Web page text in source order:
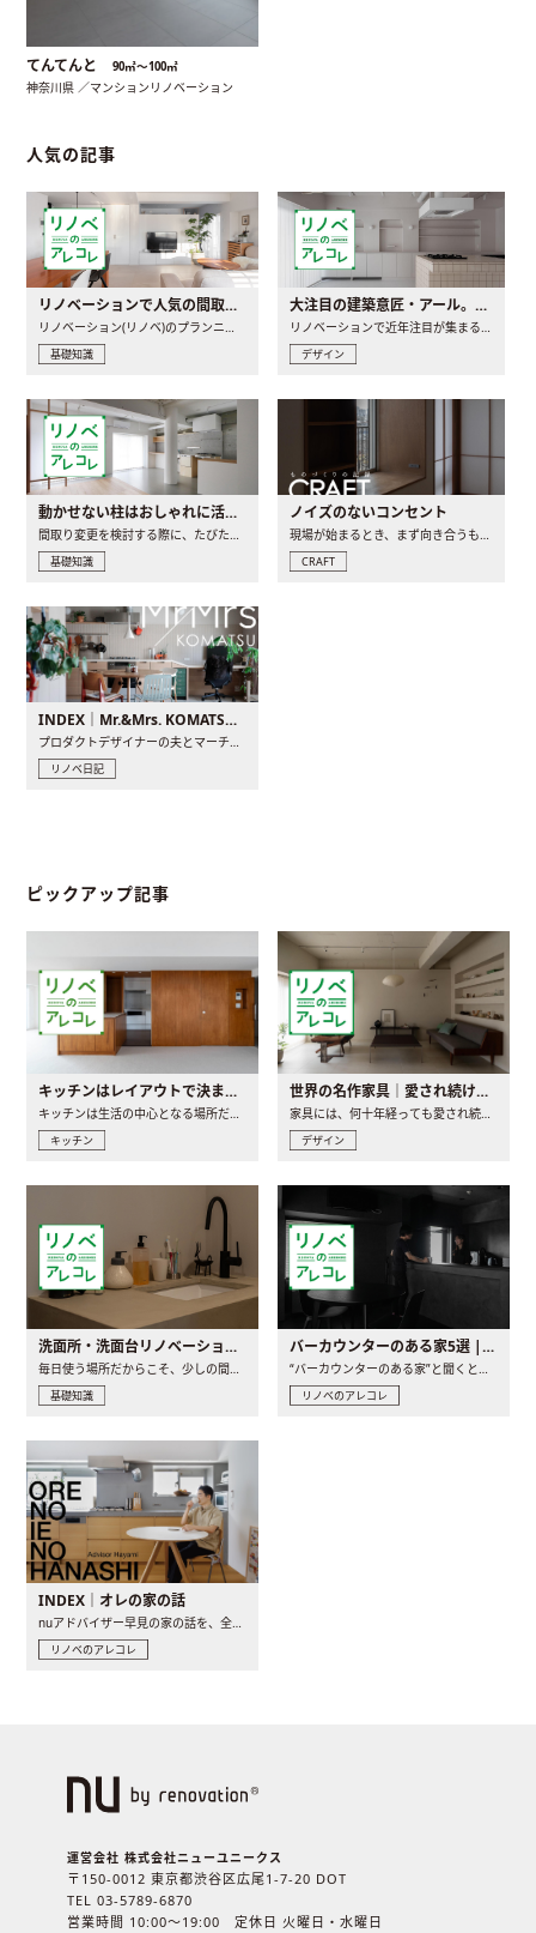
てんてんと 90㎡〜100㎡
神奈川県 ／マンションリノベーション
人気の記事
リノベーションで人気の間取りとは？トレンドの間取りと実例を徹底解説
リノベーション(リノベ)のプランニングで一番最初に決めるのは..
基礎知識
大注目の建築意匠・アール。人気の理由と空間に取り入れるポイント
リノベーションで近年注目が集まる建築意匠の一つであるアール..
デザイン
動かせない柱はおしゃれに活用！柱を魅せるリノベーション(リノベ)4選
間取り変更を検討する際に、たびたび皆さんの頭を悩ませる動か..
基礎知識
ノイズのないコンセント
現場が始まるとき、まず向き合うものの一つがコンセントです..
CRAFT
INDEX｜Mr.&Mrs. KOMATSU renovation diary
プロダクトデザイナーの夫とマーチャンダイザーの妻が、夫婦で..
リノベ日記
ピックアップ記事
キッチンはレイアウトで決まる。後悔しないための考え方と選び方
キッチンは生活の中心となる場所だからこそ、家の中のどこに置..
キッチン
世界の名作家具｜愛され続ける理由と一生モノとの出会い方
家具には、何十年経っても愛され続ける「名作」と呼ばれるもの..
デザイン
洗面所・洗面台リノベーションの事例と間取りアイデア
毎日使う場所だからこそ、少しの間取りの工夫や素材の選び方で..
基礎知識
バーカウンターのある家5選 | 日常に馴染む“距離の近い”キッチンとは
“バーカウンターのある家”と聞くと、少し特別な、大人のための..
リノベのアレコレ
INDEX｜オレの家の話
nuアドバイザー早見の家の話を、全4話でお届け。リノベーションを..
リノベのアレコレ
運営会社 株式会社ニューユニークス
〒150-0012 東京都渋谷区広尾1-7-20 DOT
TEL 03-5789-6870
営業時間 10:00〜19:00 定休日 火曜日・水曜日